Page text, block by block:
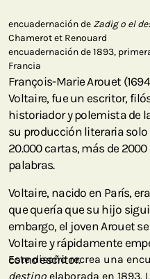
encuadernación de Zadig o el
Chamerot et Renouard
encuadernación de 1893,
Francia
François-Marie Arouet
Voltaire, fue un escritor,
historiador y polemista de
su producción literaria
20.000 cartas, más de
palabras.
Voltaire, nacido en París,
que quería que su hijo
embargo, el joven Arouet
Voltaire y rápidamente
como escritor.
Este diseño recrea una
destino elaborada en 1893.